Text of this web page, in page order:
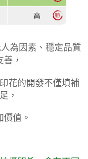
為因素、穩定品質
，
花的開發不僅填補
，
值。